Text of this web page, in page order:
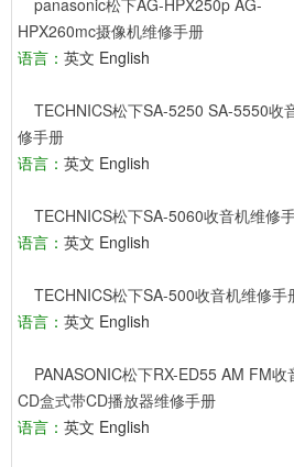
panasonic松下AG-HPX250p AG-
HPX260mc摄像机维修手册
语言： 英文 English
TECHNICS松下SA-5250 SA-5550收
修手册
语言： 英文 English
TECHNICS松下SA-5060收音机维修
语言： 英文 English
TECHNICS松下SA-500收音机维修手
语言： 英文 English
PANASONIC松下RX-ED55 AM FM收
CD盒式带CD播放器维修手册
语言： 英文 English